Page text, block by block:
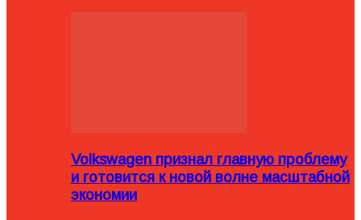
Volkswagen признал главную проблему
и готовится к новой волне масштабной
экономии